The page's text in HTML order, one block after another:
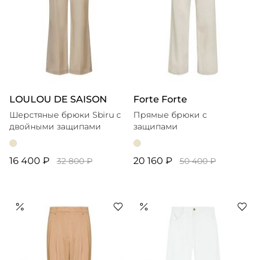
LOULOU DE SAISON
Шерстяные брюки Sbiru с
двойными защипами
16 400 ₽ 32 800 ₽
Forte Forte
Прямые брюки с
защипами
20 160 ₽ 50 400 ₽